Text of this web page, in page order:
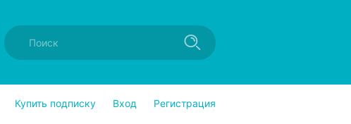
Купить подписку Вход Регистрация